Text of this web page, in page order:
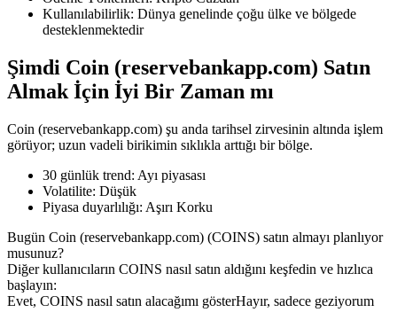
Hisse senetleri, döviz, değerli metaller ve emtia türevleri
USDC Vadeli İşlemleri
USDC'yi teminat olarak kullanan vadeli işlemler
Kullanılabilirlik: Dünya genelinde çoğu ülke ve bölgede
desteklenmektedir
Şimdi Coin (reservebankapp.com) Satın
Almak İçin İyi Bir Zaman mı
Coin (reservebankapp.com) şu anda tarihsel zirvesinin altında işlem
görüyor; uzun vadeli birikimin sıklıkla arttığı bir bölge.
30 günlük trend: Ayı piyasası
Volatilite: Düşük
Piyasa duyarlılığı: Aşırı Korku
Bugün Coin (reservebankapp.com) (COINS) satın almayı planlıyor
musunuz?
Diğer kullanıcıların COINS nasıl satın aldığını keşfedin ve hızlıca
başlayın:
Evet, COINS nasıl satın alacağımı gösterHayır, sadece geziyorum